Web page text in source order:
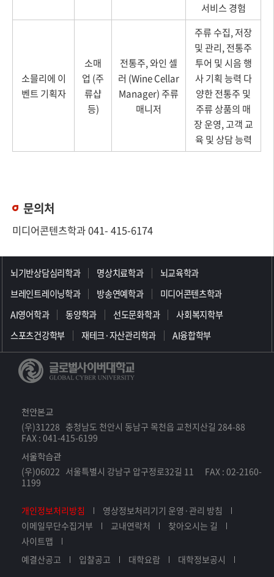
서비스 경험
소믈리에 이
벤트 기획자
소매
업 (주
류샵
등)
전통주, 와인 셀
러 (Wine Cellar
Manager) 주류
매니저
주류 수집, 저장
및 관리, 전통주
투어 및 시음 행
사 기획 능력 다
양한 전통주 및
주류 상품의 매
장 운영, 고객 교
육 및 상담 능력
문의처
미디어콘텐츠학과 041- 415-6174
뇌기반상담심리학과 명상치료학과
뇌교육학과
브레인트레이닝학과
방송연예학과
미디어콘텐츠학과
AI영어학과
동양학과 선도문화학과
사회복지학부
스포츠건강학부
재테크·자산관리학과 AI융합학부
천안본교
(우)31228 충청남도 천안시 동남구 목천읍 교천지산길 284-88
FAX : 041-415-6199
서울학습관
(우)06022 서울특별시 강남구 압구정로32길 11 FAX : 02-2160-
1199
개인정보처리방침
영상정보처리기기 운영·관리 방침
이메일무단수집거부
교내연락처
찾아오시는 길
사이트맵
예결산공고
입찰공고 대학요람 대학정보공시